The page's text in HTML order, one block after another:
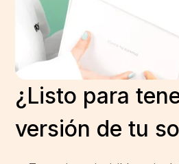
¿Listo para
versión de tu